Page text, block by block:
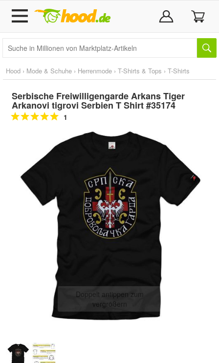
Hood › Mode & Schuhe › Herrenmode › T-Shirts & Tops › T-Shirts
Serbische Freiwilligengarde Arkans Tiger
Arkanovi tigrovi Serbien T Shirt #35174
1
Doppelt antippen zum
vergrößern